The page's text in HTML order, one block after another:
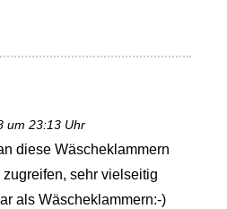
um 23:13 Uhr
diese Wäscheklammern
zugreifen, sehr vielseitig
als Wäscheklammern:-)